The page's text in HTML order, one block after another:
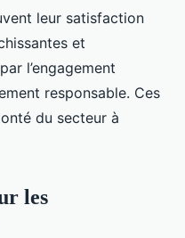
leur satisfaction
et
l’engagement
responsable. Ces
du secteur à
les